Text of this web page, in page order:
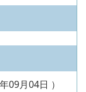
09月04日 ）